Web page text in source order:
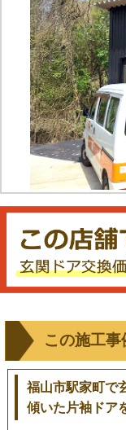
この施工
福山市駅家町で
傾いた片袖ドア